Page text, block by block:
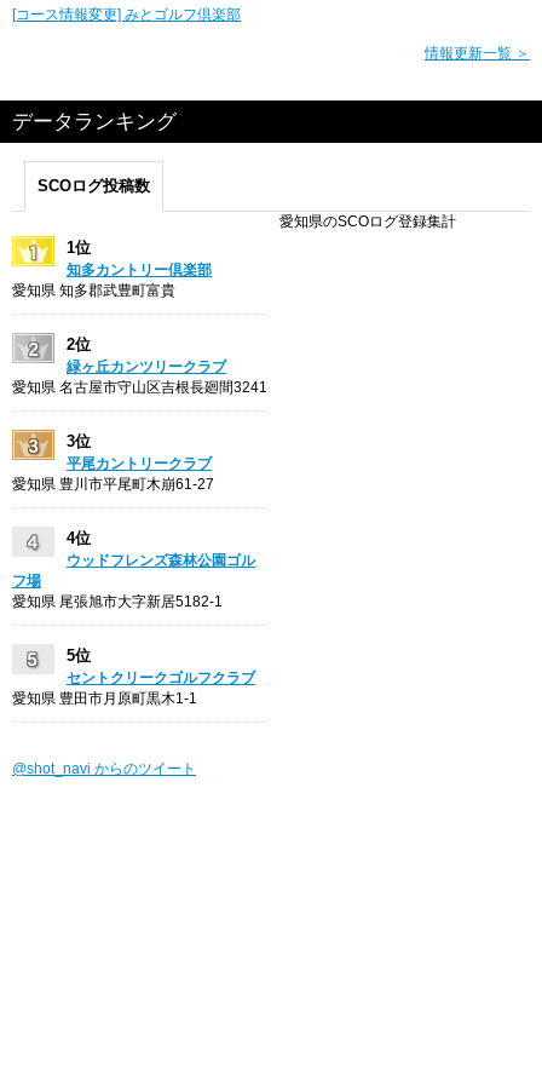
[コース情報変更] みとゴルフ倶楽部
情報更新一覧 ＞
データランキング
SCOログ投稿数
愛知県のSCOログ登録集計
1位
知多カントリー倶楽部
愛知県 知多郡武豊町富貴
2位
緑ヶ丘カンツリークラブ
愛知県 名古屋市守山区吉根長廻間3241
3位
平尾カントリークラブ
愛知県 豊川市平尾町木崩61-27
4位
ウッドフレンズ森林公園ゴル
フ場
愛知県 尾張旭市大字新居5182-1
5位
セントクリークゴルフクラブ
愛知県 豊田市月原町黒木1-1
@shot_navi からのツイート